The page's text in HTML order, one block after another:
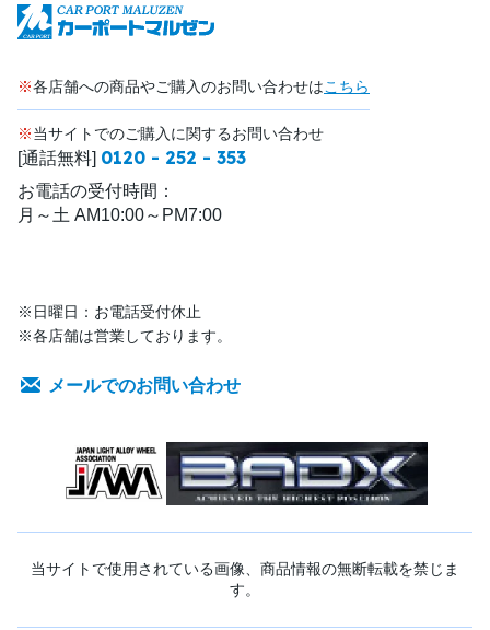
※各店舗への商品やご購入のお問い合わせはこちら
※当サイトでのご購入に関するお問い合わせ
[通話無料] 0120 - 252 - 353
お電話の受付時間：
月～土 AM10:00～PM7:00
※日曜日：お電話受付休止
※各店舗は営業しております。
メールでのお問い合わせ
当サイトで使用されている画像、商品情報の無断転載を禁じま
す。